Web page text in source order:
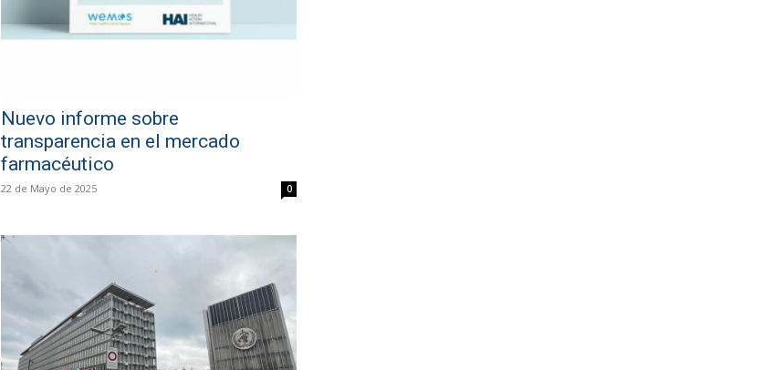
Nuevo informe sobre
transparencia en el mercado
farmacéutico
22 de Mayo de 2025 0